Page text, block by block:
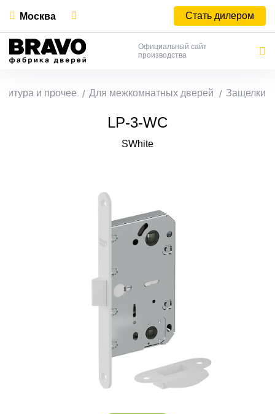
Москва Стать дилером
Официальный сайт
производства
и прочее Для межкомнатных дверей Защелки
LP-3-WC
SWhite